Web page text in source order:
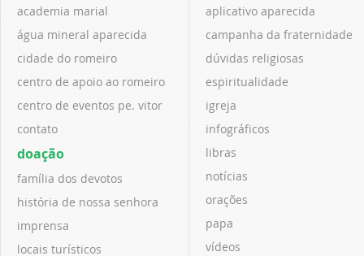
academia marial
água mineral aparecida
cidade do romeiro
centro de apoio ao romeiro
centro de eventos pe. vitor
contato
doação
família dos devotos
história de nossa senhora
imprensa
locais turísticos
aplicativo aparecida
campanha da fraternidade
dúvidas religiosas
espiritualidade
igreja
infográficos
libras
notícias
orações
papa
vídeos